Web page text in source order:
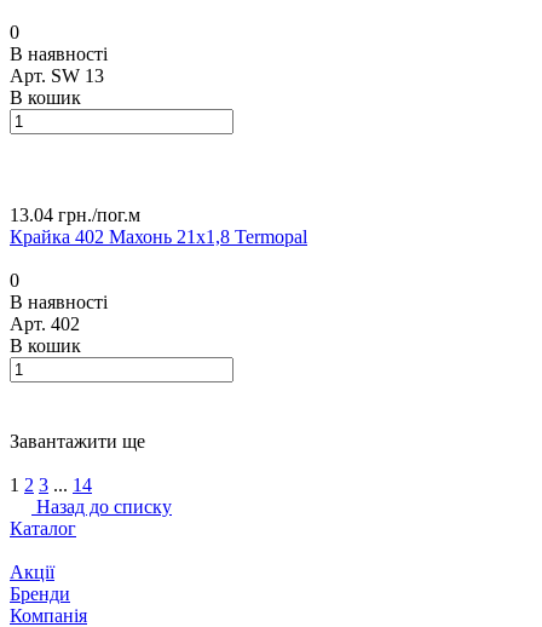
0
В наявності
Арт. SW 13
В кошик
13.04 грн./пог.м
Крайка 402 Махонь 21х1,8 Termopal
0
В наявності
Арт. 402
В кошик
Завантажити ще
1 2 3 ... 14
Назад до списку
Каталог
Акції
Бренди
Компанія